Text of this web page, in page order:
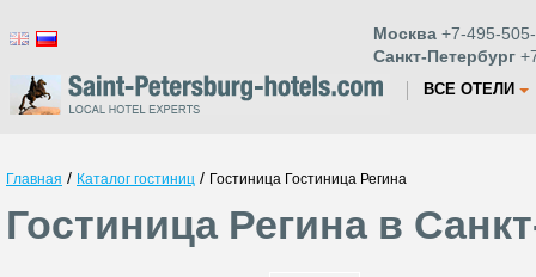
Москва +7-495-
Санкт-Петербург
ВСЕ ОТЕЛИ
Главная / Каталог гостиниц / Гостиница Гостиница Регина
Гостиница Регина в